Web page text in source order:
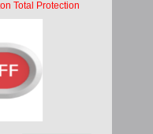
nada
pa’ ti